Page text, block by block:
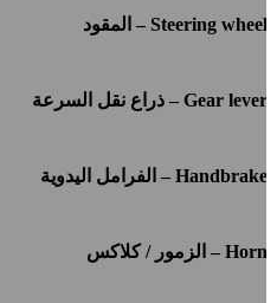
Steering wheel – المقود
Gear lever – ذراع نقل السرعة
Handbrake – الفرامل اليدوية
Horn – الزمور / كلاكس